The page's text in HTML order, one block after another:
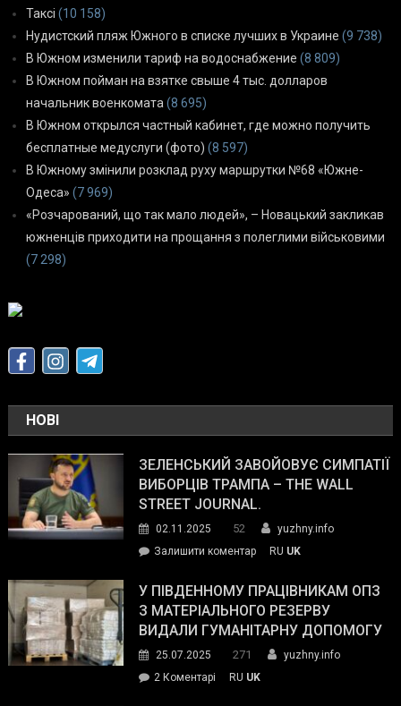
Таксі (10 158)
Нудистский пляж Южного в списке лучших в Украине (9 738)
В Южном изменили тариф на водоснабжение (8 809)
В Южном пойман на взятке свыше 4 тыс. долларов
начальник военкомата (8 695)
В Южном открылся частный кабинет, где можно получить
бесплатные медуслуги (фото) (8 597)
В Южному змінили розклад руху маршрутки №68 «Южне-
Одеса» (7 969)
«Розчарований, що так мало людей», – Новацький закликав
южненців приходити на прощання з полеглими військовими
(7 298)
НОВІ
ЗЕЛЕНСЬКИЙ ЗАВОЙОВУЄ СИМПАТІЇ
ВИБОРЦІВ ТРАМПА – THE WALL
STREET JOURNAL.
02.11.2025 52
yuzhny.info
Залишити коментарon
завойовує
симпатії
виборців
The
RU UK
У ПІВДЕННОМУ ПРАЦІВНИКАМ ОПЗ
З МАТЕРІАЛЬНОГО РЕЗЕРВУ
ВИДАЛИ ГУМАНІТАРНУ ДОПОМОГУ
25.07.2025 271
yuzhny.info
2 Коментарі
RU UK